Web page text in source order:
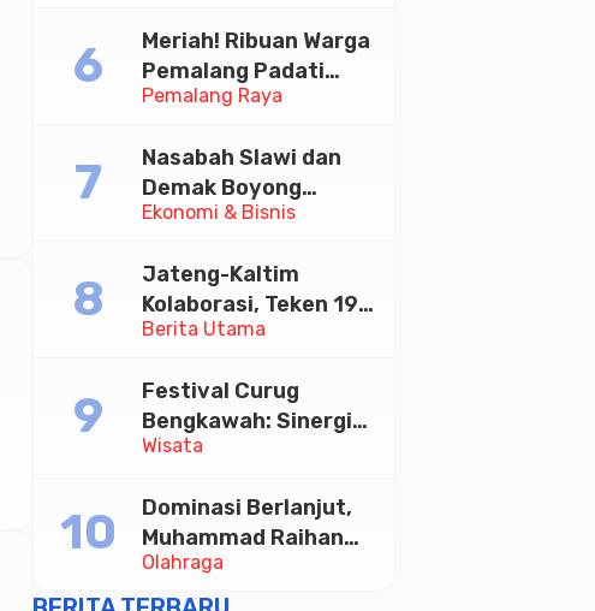
Diskusi Paramadina
Pemalang Raya
Meriah! Ribuan Warga
Pemalang Padati
Kirab Festival Kamir
Ekonomi & Bisnis
Nasabah Slawi dan
Demak Boyong
Toyota Innova Zenix
Tabungan Bima Bank
Jateng
Berita Utama
Jateng-Kaltim
Kolaborasi, Teken 19
Kerja Sama Ekonomi
Wisata
Festival Curug
Bengkawah: Sinergi
Desa Sikasur dan
Memajukan Wisata
serta UMKM Lokal
Olahraga
Dominasi Berlanjut,
Muhammad Raihan
Fadila Sabet Emas
Kyorugi di Asian